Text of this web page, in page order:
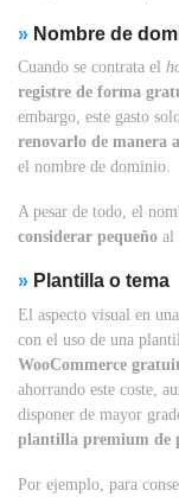
» Nombre de
Cuando se contrata el
registre de forma
embargo, este gasto
renovarlo de manera
el nombre de dominio.
A pesar de todo, el
considerar pequeño al
» Plantilla o tema
El aspecto visual en
con el uso de una
WooCommerce
ahorrando este coste,
disponer de mayor
plantilla premium de
Por ejemplo, para